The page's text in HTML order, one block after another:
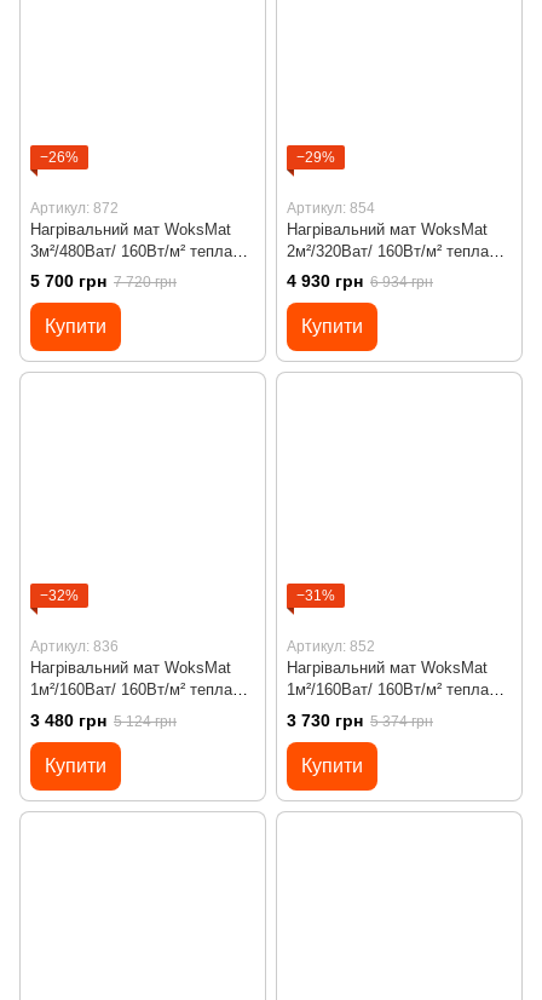
−26%
Артикул: 872
Нагрівальний мат WoksMat
3м²/480Ват/ 160Вт/м² тепла
підлога під плитку з
програмованим
терморегулятором Х45
5 700 грн 7 720 грн
Купити
−29%
Артикул: 854
Нагрівальний мат WoksMat
2м²/320Ват/ 160Вт/м² тепла
підлога під плитку з
програмованим
терморегулятором Х65 Wi-Fi
4 930 грн 6 934 грн
Купити
−32%
Артикул: 836
Нагрівальний мат WoksMat
1м²/160Ват/ 160Вт/м² тепла
підлога під плитку з
програмованим
терморегулятором Х55
3 480 грн 5 124 грн
Купити
−31%
Артикул: 852
Нагрівальний мат WoksMat
1м²/160Ват/ 160Вт/м² тепла
підлога під плитку з
програмованим
терморегулятором Х65 Wi-Fi
3 730 грн 5 374 грн
Купити